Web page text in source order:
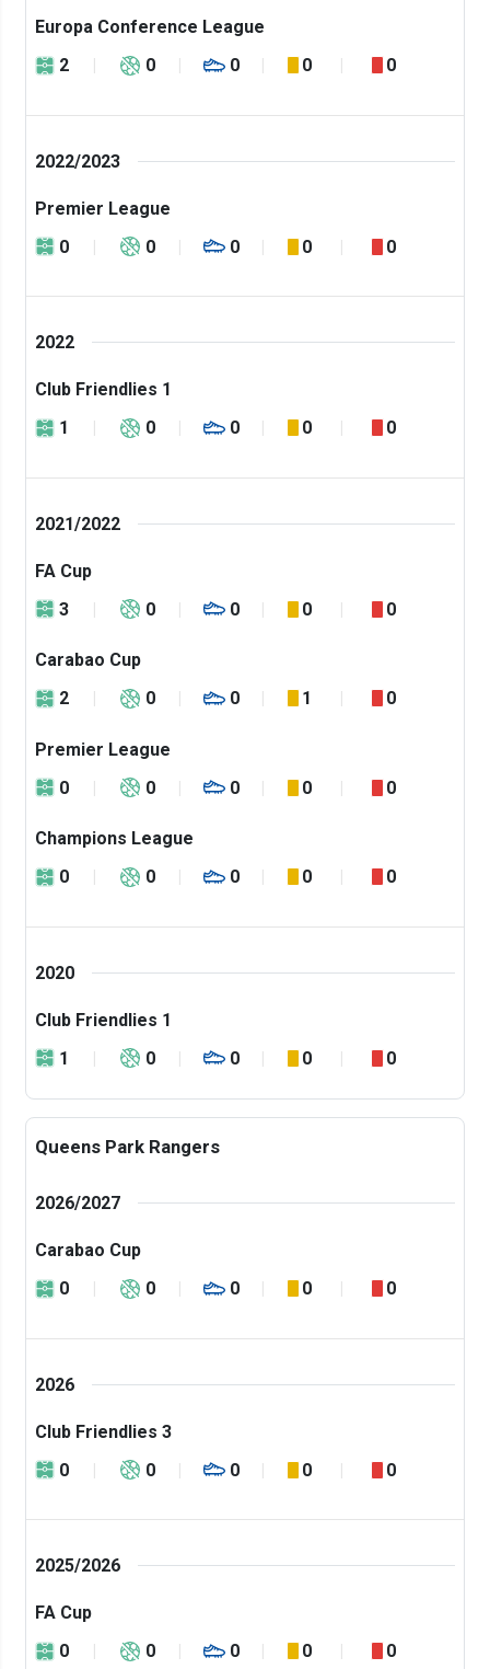
Europa Conference League
2
0 0 0 0
2022/2023
Premier League
0
0 0 0 0
2022
Club Friendlies 1
1
0 0 0 0
2021/2022
FA Cup
3
0 0 0 0
Carabao Cup
2
0 0 1 0
Premier League
0
0 0 0 0
Champions League
0
0 0 0 0
2020
Club Friendlies 1
1
0 0 0 0
Queens Park Rangers
2026/2027
Carabao Cup
0
0 0 0 0
2026
Club Friendlies 3
0
0 0 0 0
2025/2026
FA Cup
0
0 0 0 0